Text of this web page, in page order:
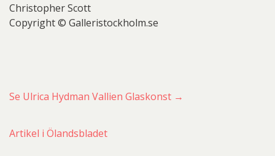
Christopher Scott
Copyright © Galleristockholm.se
Se Ulrica Hydman Vallien Glaskonst →
Artikel i Ölandsbladet